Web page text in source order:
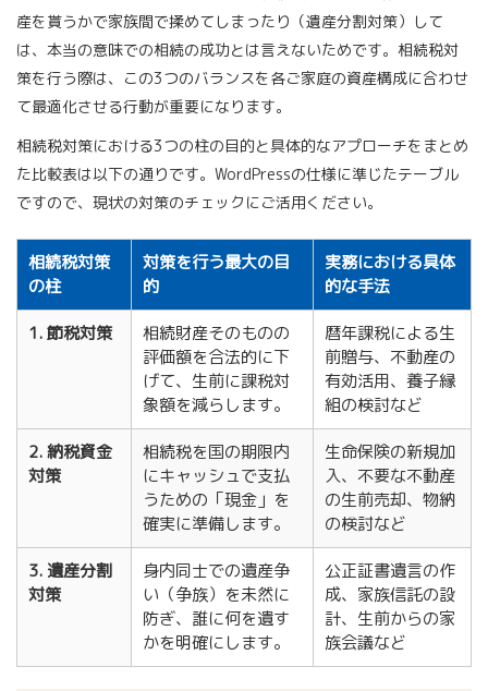
産を貰うかで家族間で揉めてしまったり（遺産分割対策）して
は、本当の意味での相続の成功とは言えないためです。相続税対
策を行う際は、この3つのバランスを各ご家庭の資産構成に合わせ
て最適化させる行動が重要になります。
相続税対策における3つの柱の目的と具体的なアプローチをまとめ
た比較表は以下の通りです。WordPressの仕様に準じたテーブル
ですので、現状の対策のチェックにご活用ください。
相続税対策
の柱
対策を行う最大の目
的
実務における具体
的な手法
1. 節税対策
相続財産そのものの
評価額を合法的に下
げて、生前に課税対
象額を減らします。
暦年課税による生
前贈与、不動産の
有効活用、養子縁
組の検討など
2. 納税資金
対策
相続税を国の期限内
にキャッシュで支払
うための「現金」を
確実に準備します。
生命保険の新規加
入、不要な不動産
の生前売却、物納
の検討など
3. 遺産分割
対策
身内同士での遺産争
い（争族）を未然に
防ぎ、誰に何を遺す
かを明確にします。
公正証書遺言の作
成、家族信託の設
計、生前からの家
族会議など